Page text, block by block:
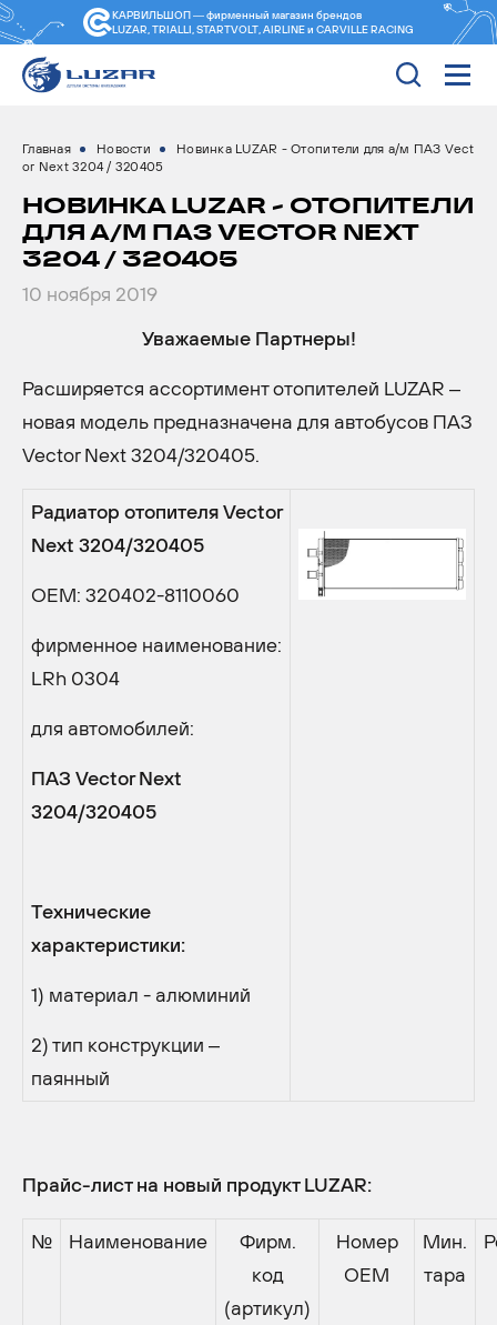
КАРВИЛЬШОП — фирменный магазин брендов
LUZAR, TRIALLI, STARTVOLT, AIRLINE и CARVILLE RACING
Главная Новости
Новинка LUZAR - Отопители для а/м ПАЗ Vect
or Next 3204 / 320405
НОВИНКА LUZAR - ОТОПИТЕЛИ
ДЛЯ А/М ПАЗ VECTOR NEXT
3204 / 320405
10 ноября 2019
Уважаемые Партнеры!
Расширяется ассортимент отопителей LUZAR –
новая модель предназначена для автобусов ПАЗ
Vector Next 3204/320405.
Радиатор отопителяVector
Next 3204/320405
OEM: 320402-8110060
фирменное наименование:
LRh 0304
для автомобилей:
ПАЗ Vector Next
3204/320405
Технические
характеристики:
1) материал - алюминий
2) тип конструкции –
паянный
Прайс-лист на новый продукт LUZAR:
№ Наименование
Фирм.
код
(артикул)
Номер
OEM
Мин.
тара